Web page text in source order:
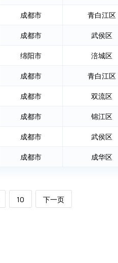
成都市 青白江区
成都市 武侯区
绵阳市 涪城区
成都市 青白江区
成都市 双流区
成都市 锦江区
成都市 武侯区
成都市 成华区
10 下一页